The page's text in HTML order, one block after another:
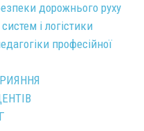
дорожнього руху
і логістики
професійної